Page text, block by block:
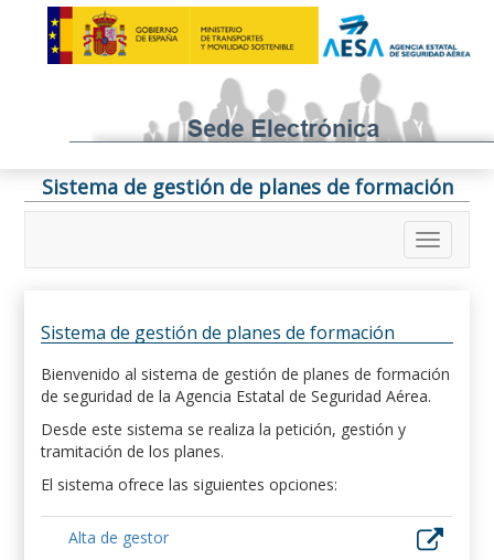
Sistema de gestión de planes de formación
Sistema de gestión de planes de formación
Bienvenido al sistema de gestión de planes de formación
de seguridad de la Agencia Estatal de Seguridad Aérea.
Desde este sistema se realiza la petición, gestión y
tramitación de los planes.
El sistema ofrece las siguientes opciones:
Alta de gestor